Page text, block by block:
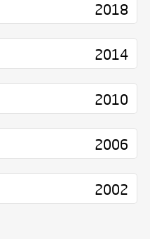
2018
2014
2010
2006
2002